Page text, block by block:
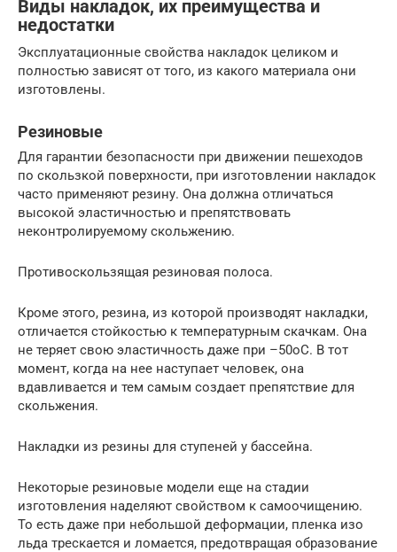
Виды накладок, их преимущества и
недостатки
Эксплуатационные свойства накладок целиком и
полностью зависят от того, из какого материала они
изготовлены.
Резиновые
Для гарантии безопасности при движении пешеходов
по скользкой поверхности, при изготовлении накладок
часто применяют резину. Она должна отличаться
высокой эластичностью и препятствовать
неконтролируемому скольжению.
Противоскользящая резиновая полоса.
Кроме этого, резина, из которой производят накладки,
отличается стойкостью к температурным скачкам. Она
не теряет свою эластичность даже при –50oC. В тот
момент, когда на нее наступает человек, она
вдавливается и тем самым создает препятствие для
скольжения.
Накладки из резины для ступеней у бассейна.
Некоторые резиновые модели еще на стадии
изготовления наделяют свойством к самоочищению.
То есть даже при небольшой деформации, пленка изо
льда трескается и ломается, предотвращая образование